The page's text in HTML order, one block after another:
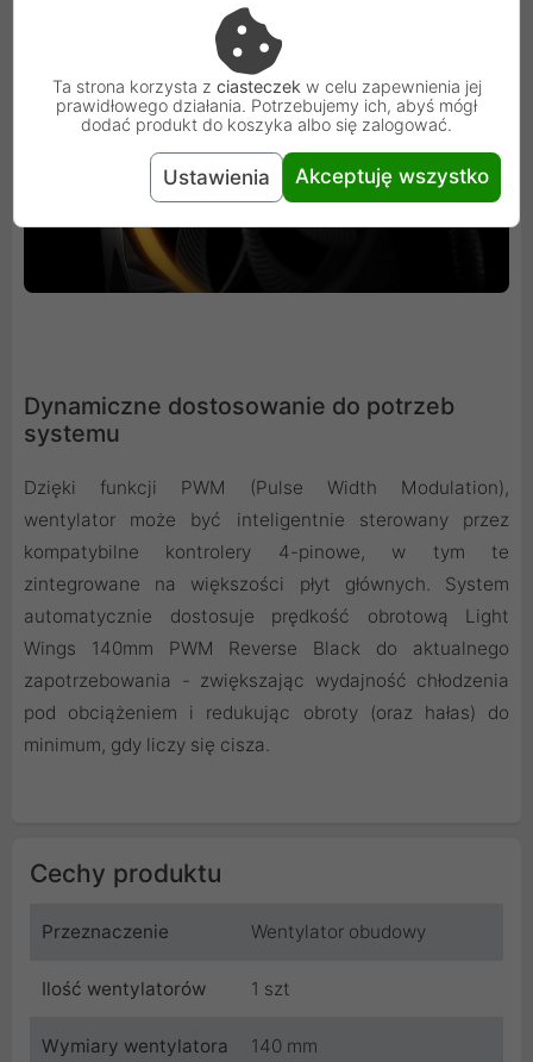
Dynamiczne dostosowanie do potrzeb
systemu
Dzięki funkcji PWM (Pulse Width Modulation),
wentylator może być inteligentnie sterowany przez
kompatybilne kontrolery 4-pinowe, w tym te
zintegrowane na większości płyt głównych. System
automatycznie dostosuje prędkość obrotową Light
Wings 140mm PWM Reverse Black do aktualnego
zapotrzebowania - zwiększając wydajność chłodzenia
pod obciążeniem i redukując obroty (oraz hałas) do
minimum, gdy liczy się cisza.
Cechy produktu
Przeznaczenie Wentylator obudowy
Ilość wentylatorów 1 szt
Wymiary wentylatora 140 mm
Ta strona korzysta z ciasteczek w celu zapewnienia jej
prawidłowego działania. Potrzebujemy ich, abyś mógł
dodać produkt do koszyka albo się zalogować.
Ustawienia Akceptuję wszystko